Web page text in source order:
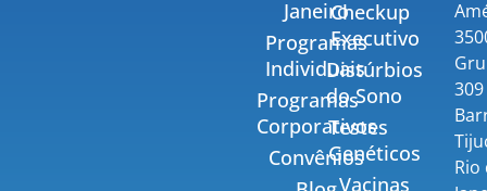
Janeiro
Programas
Individuais
Programas
Corporativos
Convênios
Checkup
Executivo
Distúrbios
do Sono
Testes
Genéticos
Vacinas
Rio